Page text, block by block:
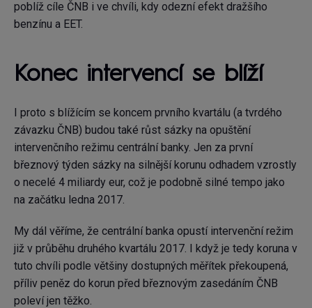
poblíž cíle ČNB i ve chvíli, kdy odezní efekt dražšího
benzínu a EET.
Konec intervencí se blíží
I proto s blížícím se koncem prvního kvartálu (a tvrdého
závazku ČNB) budou také růst sázky na opuštění
intervenčního režimu centrální banky. Jen za první
březnový týden sázky na silnější korunu odhadem vzrostly
o necelé 4 miliardy eur, což je podobně silné tempo jako
na začátku ledna 2017.
My dál věříme, že centrální banka opustí intervenční režim
již v průběhu druhého kvartálu 2017. I když je tedy koruna v
tuto chvíli podle většiny dostupných měřítek překoupená,
příliv peněz do korun před březnovým zasedáním ČNB
poleví jen těžko.